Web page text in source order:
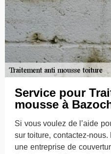
Service pour
mousse à
Si vous voulez de l’aide
sur toiture, contactez-
une entreprise de